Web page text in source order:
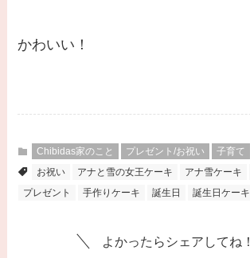
かわいい！
Chibidas家のこと プレゼント/お祝い 子育て
お祝い
アナと雪の女王ケーキ アナ雪ケーキ
プレゼント
手作りケーキ 誕生日 誕生日ケーキ
よかったらシェアしてね！